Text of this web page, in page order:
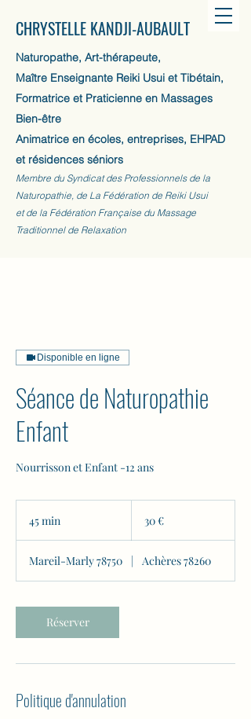
CHRYSTELLE KANDJI-AUBAULT
Naturopathe, Art-thérapeute,
Maître Enseignante Reiki Usui et Tibétain,
Formatrice et Praticienne en Massages
Bien-être
Animatrice en écoles, entreprises, EHPAD
et résidences séniors
Membre du Syndicat des Professionnels de la
Naturopathie, de La Fédération de Reiki Usui
et de la Fédération Française du Massage
Traditionnel de Relaxation
Disponible en ligne
Séance de Naturopathie
Enfant
Nourrisson et Enfant -12 ans
45 min
i
n
30 €
Mareil-Marly 78750 | Achères 78260
Réserver
Politique d'annulation